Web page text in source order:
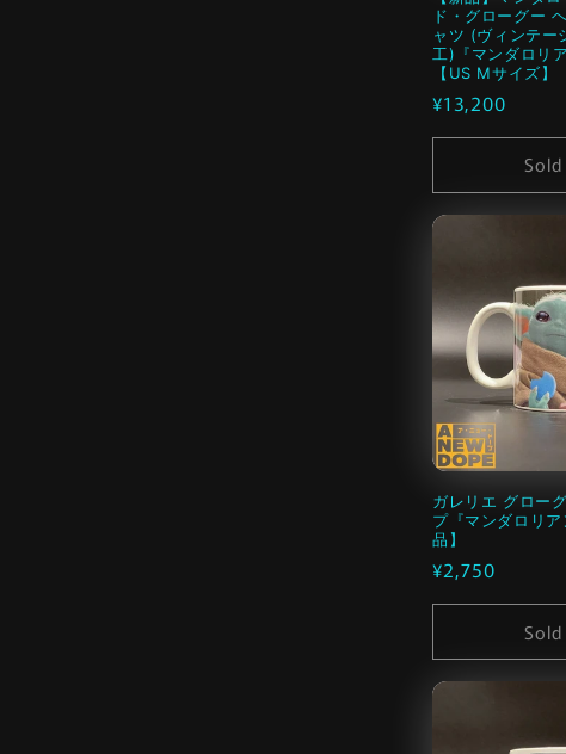
ド・グローグー
ャツ (ヴィンテー
工)『マンダロリ
【US Mサイズ】
通
常
格
¥13,200
ガレリエ グロー
プ『マンダロリ
品】
通
常
格
¥2,750